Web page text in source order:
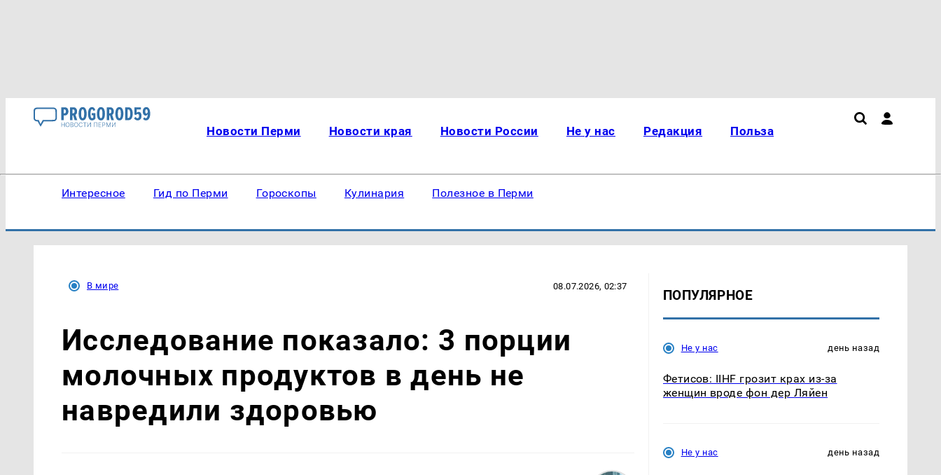
Новости Перми Новости края Новости России Не у нас Редакция Польза
Интересное Гид по Перми Гороскопы Кулинария Полезное в Перми
В мире 08.07.2026, 02:37
Исследование показало: 3 порции
молочных продуктов в день не
навредили здоровью
ПОПУЛЯРНОЕ
Не у нас день назад
Фетисов: IIHF грозит крах из-за
женщин вроде фон дер Ляйен
Не у нас день назад